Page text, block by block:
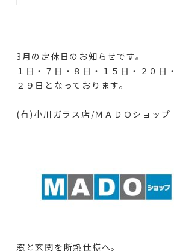
3月の定休日のお知らせです。
１日・７日・８日・１５日・２０日
２９日となっております。
(有)小川ガラス店/ＭＡＤＯショッ
窓と玄関を断熱仕様へ。